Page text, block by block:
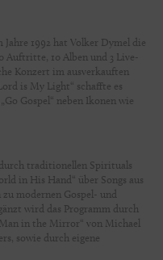
Jahre 1992 hat Volker Dymel die
Auftritte, 10 Alben und 3 Live-
Konzert im ausverkauften
is My Light“ schaffte es
Gospel“ neben Ikonen wie
traditionellen Spirituals
in His Hand“ über Songs aus
modernen Gospel- und
wird das Programm durch
in the Mirror“ von Michael
sowie durch eigene